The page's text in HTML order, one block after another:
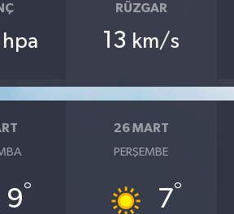
hpa
RÜZGAR
13 km/s
9°
26 MART
PERŞEMBE
7°